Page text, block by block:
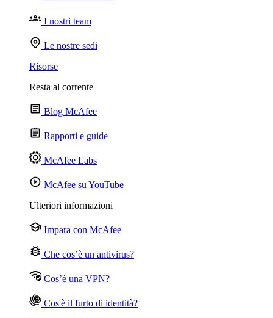
I nostri team
Le nostre sedi
Risorse
Resta al corrente
Blog McAfee
Rapporti e guide
McAfee Labs
McAfee su YouTube
Ulteriori informazioni
Impara con McAfee
Che cos’è un antivirus?
Cos’è una VPN?
Cos'è il furto di identità?